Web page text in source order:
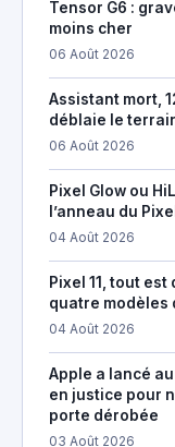
Tensor G6 :
moins cher
06 Août 2026
Assistant mort,
déblaie le terrain
06 Août 2026
Pixel Glow ou
l’anneau du Pixel
04 Août 2026
Pixel 11, tout
quatre modèles
04 Août 2026
Apple a lancé
en justice pour
porte dérobée
03 Août 2026